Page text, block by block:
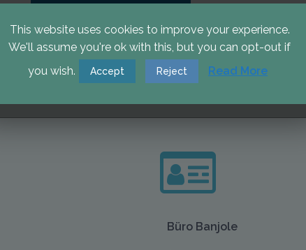
Büro Banjole
This website uses cookies to improve your experience.
We'll assume you're ok with this, but you can opt-out if
you wish.
Accept Reject Read More